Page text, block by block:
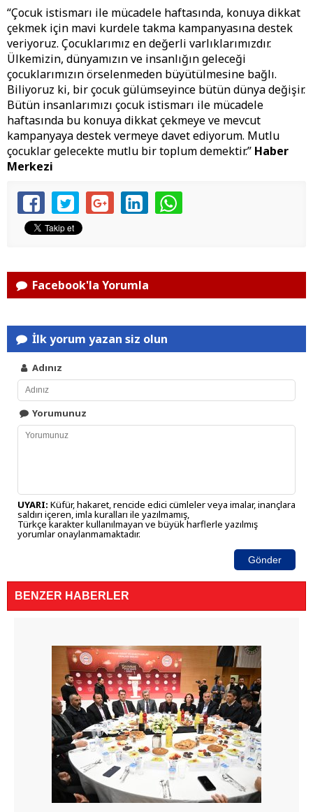
“Çocuk istismarı ile mücadele haftasında, konuya dikkat
çekmek için mavi kurdele takma kampanyasına destek
veriyoruz. Çocuklarımız en değerli varlıklarımızdır.
Ülkemizin, dünyamızın ve insanlığın geleceği
çocuklarımızın örselenmeden büyütülmesine bağlı.
Biliyoruz ki, bir çocuk gülümseyince bütün dünya değişir.
Bütün insanlarımızı çocuk istismarı ile mücadele
haftasında bu konuya dikkat çekmeye ve mevcut
kampanyaya destek vermeye davet ediyorum. Mutlu
çocuklar gelecekte mutlu bir toplum demektir.” Haber
Merkezi
Facebook'la Yorumla
İlk yorum yazan siz olun
Adınız
Yorumunuz
UYARI: Küfür, hakaret, rencide edici cümleler veya imalar, inançlara
saldırı içeren, imla kuralları ile yazılmamış,
Türkçe karakter kullanılmayan ve büyük harflerle yazılmış
yorumlar onaylanmamaktadır.
Gönder
BENZER HABERLER